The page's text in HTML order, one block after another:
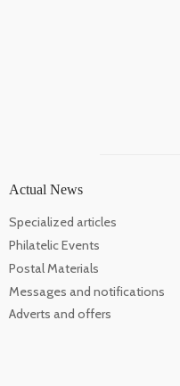
Actual News
Specialized articles
Philatelic Events
Postal Materials
Messages and notifications
Adverts and offers